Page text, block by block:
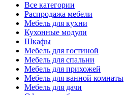
Все категории
Распродажа мебели
Мебель для кухни
Кухонные модули
Шкафы
Мебель для гостиной
Мебель для спальни
Мебель для прихожей
Мебель для ванной комнаты
Мебель для дачи